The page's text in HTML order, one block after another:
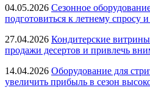
04.05.2026 Сезонное
подготовиться к летнему спросу
27.04.2026 Кондитерские
продажи десертов и привлечь
14.04.2026 Оборудование для
увеличить прибыль в сезон